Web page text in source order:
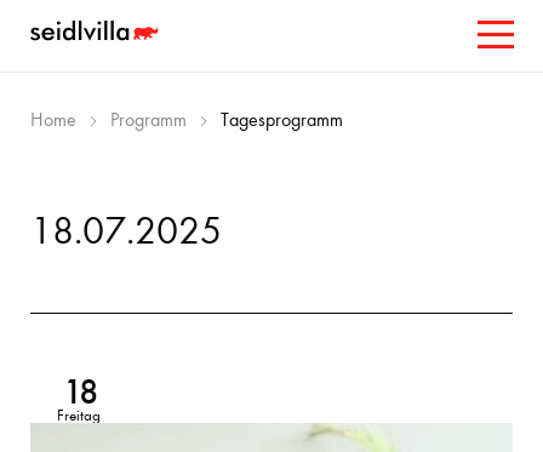
Home Programm Tagesprogramm
18.07.2025
18
Freitag